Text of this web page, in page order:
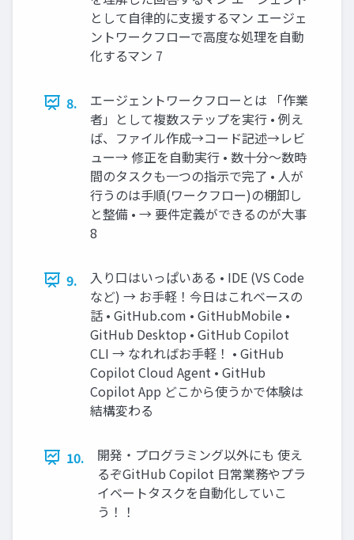
として自律的に支援するマン エージェ
ントワークフローで高度な処理を自動
化するマン 7
8.
エージェントワークフローとは 「作業
者」として複数ステップを実行 • 例え
ば、ファイル作成→コード記述→レビ
ュー→ 修正を自動実行 • 数十分〜数時
間のタスクも一つの指示で完了 • 人が
行うのは手順(ワークフロー)の棚卸し
と整備 • → 要件定義ができるのが大事
8
9.
入り口はいっぱいある • IDE (VS Code
など) → お手軽！今日はこれベースの
話 • GitHub.com • GitHubMobile •
GitHub Desktop • GitHub Copilot
CLI → なれればお手軽！ • GitHub
Copilot Cloud Agent • GitHub
Copilot App どこから使うかで体験は
結構変わる
10.
開発・プログラミング以外にも 使え
るぞGitHub Copilot 日常業務やプラ
イベートタスクを自動化していこ
う！！